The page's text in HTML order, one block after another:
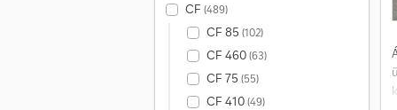
CF (489)
CF 85 (102)
CF 460(63)
CF 75 (55)
CF 410(49)